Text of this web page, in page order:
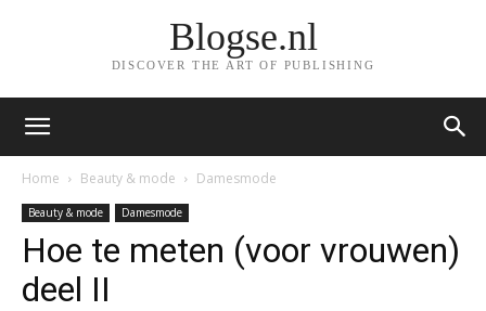
Blogse.nl
DISCOVER THE ART OF PUBLISHING
Home Beauty & mode Damesmode
Beauty & mode Damesmode
Hoe te meten (voor vrouwen)
deel II